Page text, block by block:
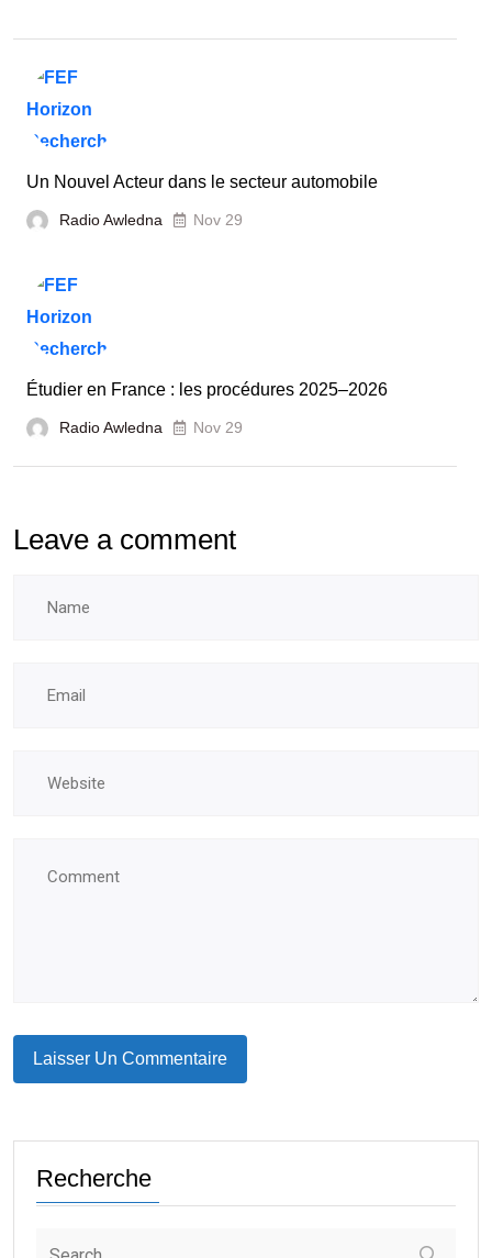
la
France
et
écoles
Un Nouvel Acteur dans le secteur automobile
Radio Awledna Nov 29
Étudier en France : les procédures 2025–2026
Radio Awledna Nov 29
Leave a comment
Recherche